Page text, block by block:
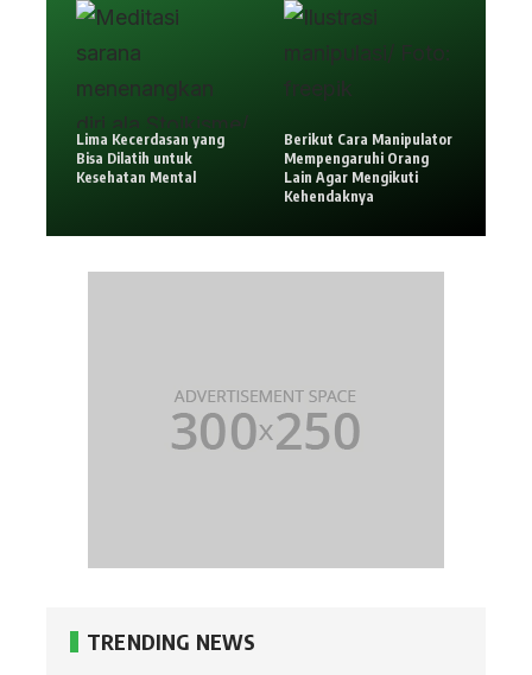
Lima Kecerdasan yang
Bisa Dilatih untuk
Kesehatan Mental
Berikut Cara Manipulator
Mempengaruhi Orang
Lain Agar Mengikuti
Kehendaknya
TRENDING NEWS